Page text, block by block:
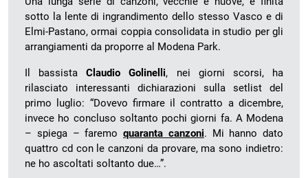
sotto la lente di ingrandimento dello stesso Vasco e di
Elmi-Pastano, ormai coppia consolidata in studio per gli
arrangiamenti da proporre al Modena Park.
Il bassistaClaudio Golinelli, nei giorni scorsi, ha
rilasciato interessanti dichiarazioni sulla setlist del
primo luglio: “Dovevo firmare il contratto a dicembre,
invece ho concluso soltanto pochi giorni fa. A Modena
– spiega – faremo quaranta canzoni. Mi hanno dato
quattro cd con le canzoni da provare, ma sono indietro:
ne ho ascoltati soltanto due…”.